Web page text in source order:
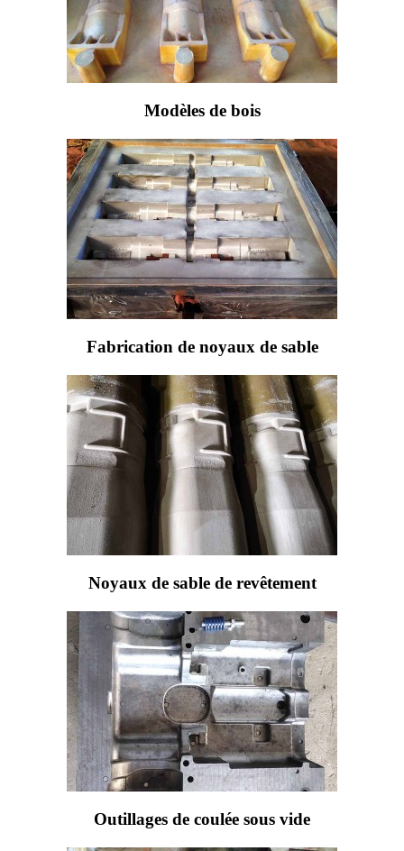
Modèles de bois
Fabrication de noyaux de sable
Noyaux de sable de revêtement
Outillages de coulée sous vide